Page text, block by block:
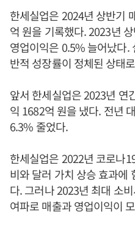
한세실업은 2024년 상반기
억 원을 기록했다. 2023년
영업이익은 0.5% 늘어났다.
반적 성장률이 정체된 상태
앞서 한세실업은 2023년 연
익 1682억 원을 냈다. 전년
6.3% 줄었다.
한세실업은 2022년 코로나
비와 달러 가치 상승 효과에
다. 그러나 2023년 최대 소
여파로 매출과 영업이익이